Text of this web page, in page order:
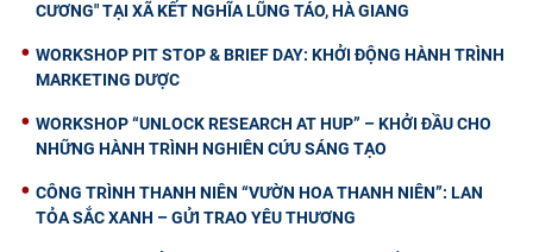
CƯƠNG" TẠI XÃ KẾT NGHĨA LŨNG TÁO, HÀ GIANG
WORKSHOP PIT STOP & BRIEF DAY: KHỞI ĐỘNG HÀNH TRÌNH
MARKETING DƯỢC
WORKSHOP “UNLOCK RESEARCH AT HUP” – KHỞI ĐẦU CHO
NHỮNG HÀNH TRÌNH NGHIÊN CỨU SÁNG TẠO
CÔNG TRÌNH THANH NIÊN “VƯỜN HOA THANH NIÊN”: LAN
TỎA SẮC XANH – GỬI TRAO YÊU THƯƠNG